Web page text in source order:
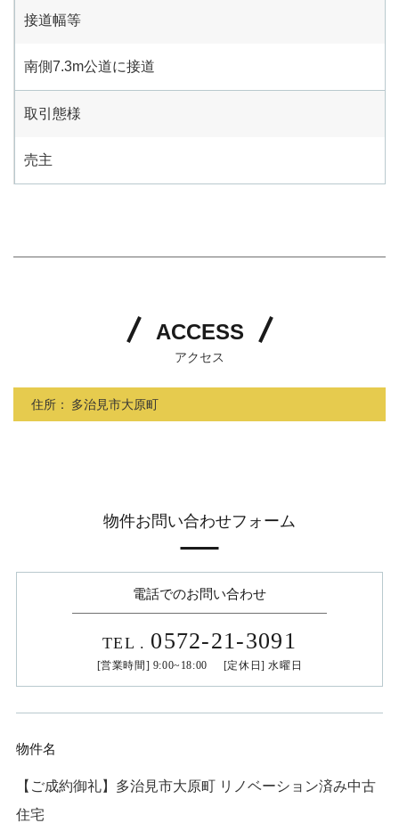
接道幅等
南側7.3m公道に接道
取引態様
売主
ACCESS
アクセス
住所： 多治見市大原町
物件お問い合わせフォーム
電話でのお問い合わせ
TEL . 0572-21-3091
[営業時間] 9:00~18:00 [定休日] 水曜日
物件名
【ご成約御礼】多治見市大原町 リノベーション済み中古
住宅